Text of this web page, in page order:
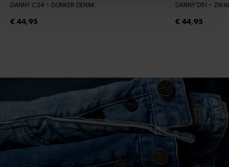
DANNY C24 - DONKER DENIM
€ 44,95
DANNY D51 -
€ 44,95